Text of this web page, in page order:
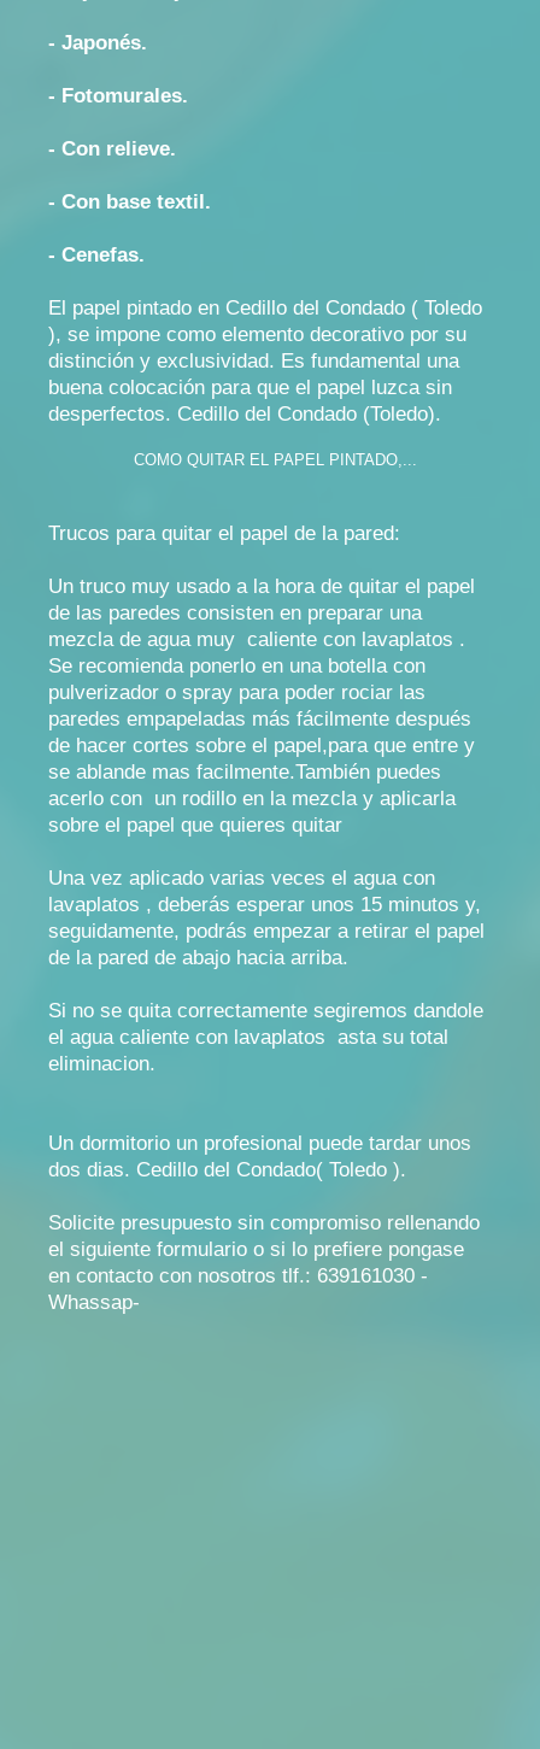
- Japonés.
- Fotomurales.
- Con relieve.
- Con base textil.
- Cenefas.
El papel pintado en Cedillo del Condado ( Toledo
), se impone como elemento decorativo por su
distinción y exclusividad. Es fundamental una
buena colocación para que el papel luzca sin
desperfectos. Cedillo del Condado (Toledo).
COMO QUITAR EL PAPEL PINTADO,...
Trucos para quitar el papel de la pared:
Un truco muy usado a la hora de quitar el papel
de las paredes consisten en preparar una
mezcla de agua muy caliente con lavaplatos .
Se recomienda ponerlo en una botella con
pulverizador o spray para poder rociar las
paredes empapeladas más fácilmente después
de hacer cortes sobre el papel,para que entre y
se ablande mas facilmente.También puedes
acerlo con un rodillo en la mezcla y aplicarla
sobre el papel que quieres quitar
Una vez aplicado varias veces el agua con
lavaplatos , deberás esperar unos 15 minutos y,
seguidamente, podrás empezar a retirar el papel
de la pared de abajo hacia arriba.
Si no se quita correctamente segiremos dandole
el agua caliente con lavaplatos asta su total
eliminacion.
Un dormitorio un profesional puede tardar unos
dos dias. Cedillo del Condado( Toledo ).
Solicite presupuesto sin compromiso rellenando
el siguiente formulario o si lo prefiere pongase
en contacto con nosotros tlf.: 639161030 -
Whassap-